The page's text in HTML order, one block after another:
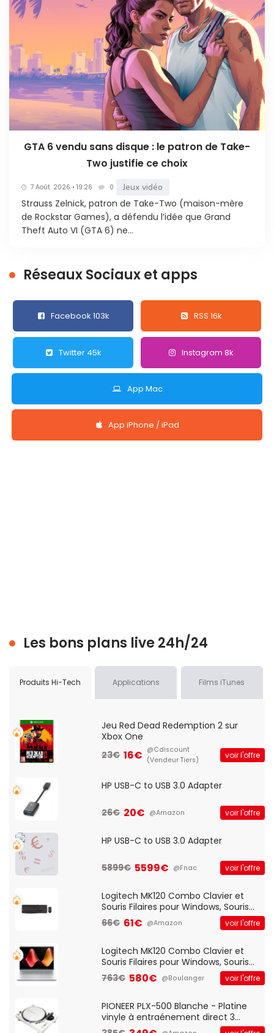
GTA 6 vendu sans disque : le patron de Take-
Two justifie ce choix
7 Août. 2026 • 19:26 0 Jeux vidéo
Strauss Zelnick, patron de Take-Two (maison-mère
de Rockstar Games), a défendu l’idée que Grand
Theft Auto VI (GTA 6) ne...
Réseaux Sociaux et apps
Facebook 103k RSS 16k
Twitter 45k Instagram 8k
App Mac
App iPhone / iPad
Les bons plans live 24h/24
Produits Hi-Tech Applications Films iTunes
Jeu Red Dead Redemption 2 sur
Xbox One
23€ 16€ @Cdiscount
(Vendeur Tiers)
voir l'offre
HP USB-C to USB 3.0 Adapter
26€ 20€ @Amazon voir l'offre
HP USB-C to USB 3.0 Adapter
5899€ 5599€ @Fnac voir l'offre
Logitech MK120 Combo Clavier et
Souris Filaires pour Windows, Souris
Optique Filaire, Connexion USB Plug
And Play, Confortable, Taille
QWERTY UK - Noir
66€ 61€ @Amazon voir l'offre
Logitech MK120 Combo Clavier et
Souris Filaires pour Windows, Souris
Optique Filaire, Connexion USB Plug
And Play, Confortable, Taille
QWERTY UK - Noir
763€ 580€ @Boulanger voir l'offre
PIONEER PLX-500 Blanche - Platine
vinyle à entraénement direct 3
vitesses (33-45-78 trs/min) avec